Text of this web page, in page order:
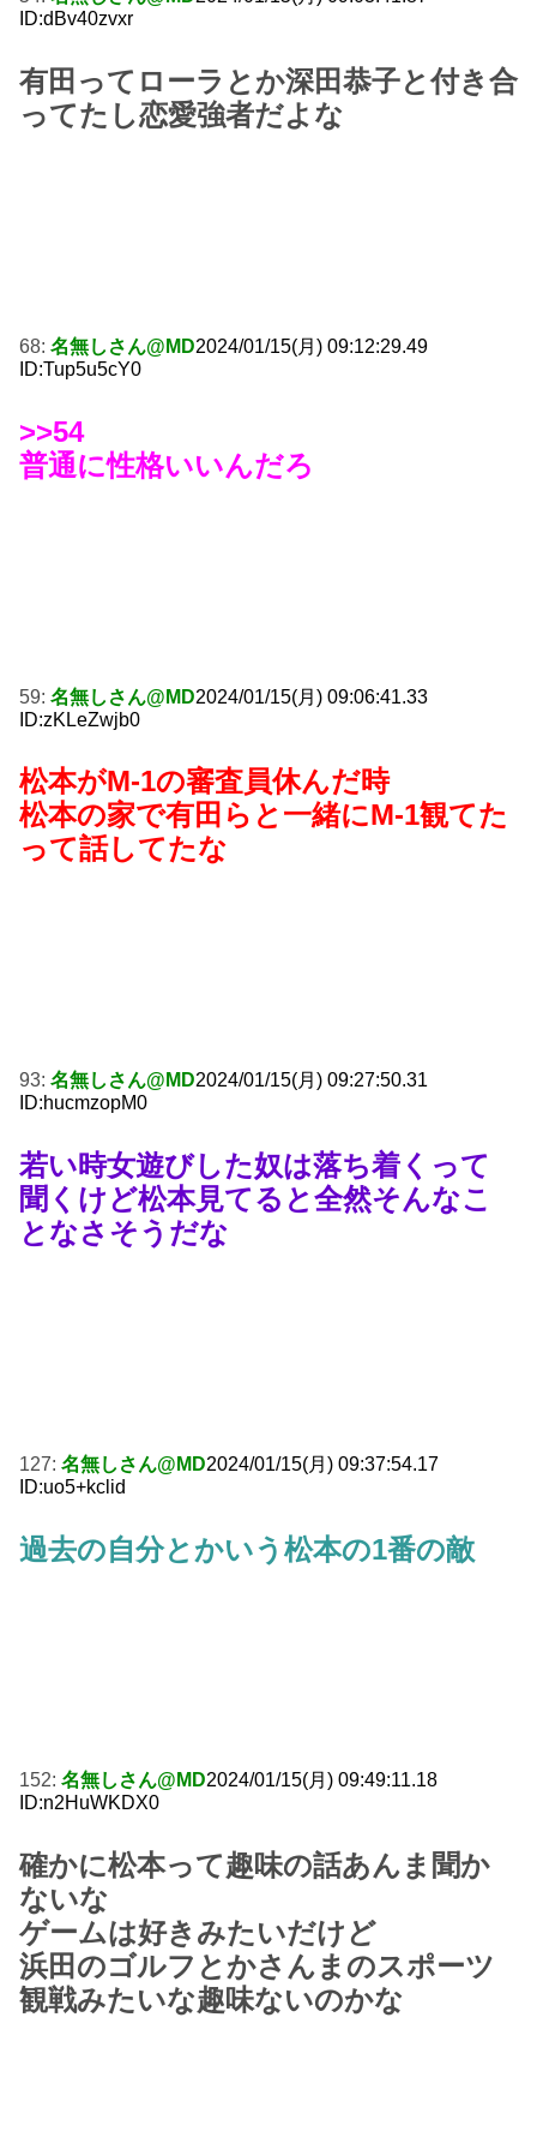
ID:dBv40zvxr
有田ってローラとか深田恭子と付き合
ってたし恋愛強者だよな
68: 名無しさん@MD2024/01/15(月) 09:12:29.49
ID:Tup5u5cY0
>>54
普通に性格いいんだろ
59: 名無しさん@MD2024/01/15(月) 09:06:41.33
ID:zKLeZwjb0
松本がM-1の審査員休んだ時
松本の家で有田らと一緒にM-1観てた
って話してたな
93: 名無しさん@MD2024/01/15(月) 09:27:50.31
ID:hucmzopM0
若い時女遊びした奴は落ち着くって
聞くけど松本見てると全然そんなこ
となさそうだな
127: 名無しさん@MD2024/01/15(月) 09:37:54.17
ID:uo5+kclid
過去の自分とかいう松本の1番の敵
152: 名無しさん@MD2024/01/15(月) 09:49:11.18
ID:n2HuWKDX0
確かに松本って趣味の話あんま聞か
ないな
ゲームは好きみたいだけど
浜田のゴルフとかさんまのスポーツ
観戦みたいな趣味ないのかな